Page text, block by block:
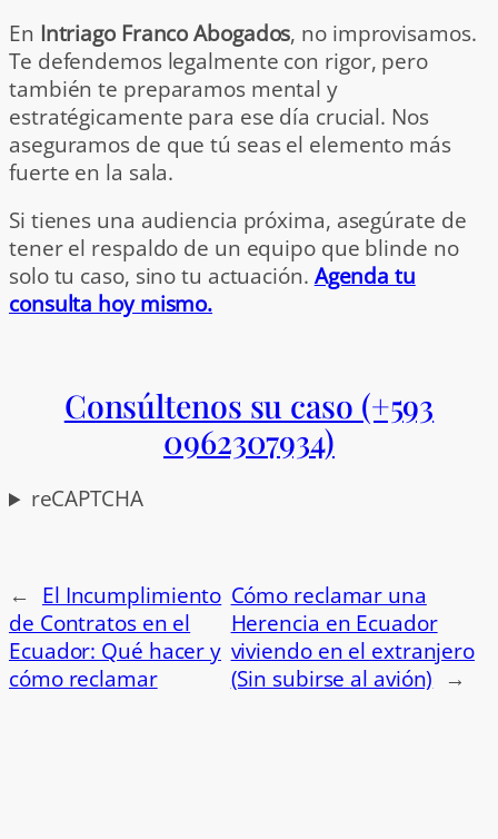
En Intriago Franco Abogados, no improvisamos.
Te defendemos legalmente con rigor, pero
también te preparamos mental y
estratégicamente para ese día crucial. Nos
aseguramos de que tú seas el elemento más
fuerte en la sala.
Si tienes una audiencia próxima, asegúrate de
tener el respaldo de un equipo que blinde no
solo tu caso, sino tu actuación. Agenda tu
consulta hoy mismo.
Consúltenos su caso (+593
0962307934)
reCAPTCHA
←
El Incumplimiento
de Contratos en el
Ecuador: Qué hacer y
cómo reclamar
Cómo reclamar una
Herencia en Ecuador
viviendo en el extranjero
(Sin subirse al avión)
→